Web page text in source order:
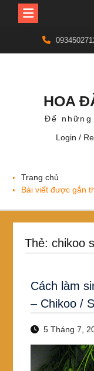
content
HOA
Để
Login /
Trang chủ
Bài viết được gắn
Thẻ: chikoo
Cách làm
– Chikoo /
5 Tháng 7,